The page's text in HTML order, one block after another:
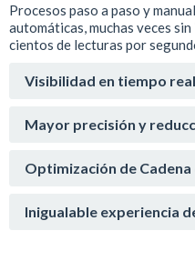
Procesos paso a paso y
automáticas, muchas veces
cientos de lecturas por
Visibilidad en tiempo real
Mayor precisión y
Optimización de
Inigualable experiencia